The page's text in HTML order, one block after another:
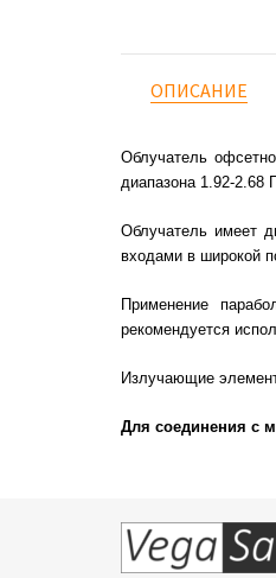
ОПИСАНИЕ
Облучатель
диапазона 1.92-2.68
Облучатель имеет
входами в широкой
Применение
рекомендуется
Излучающие
Для соединения с